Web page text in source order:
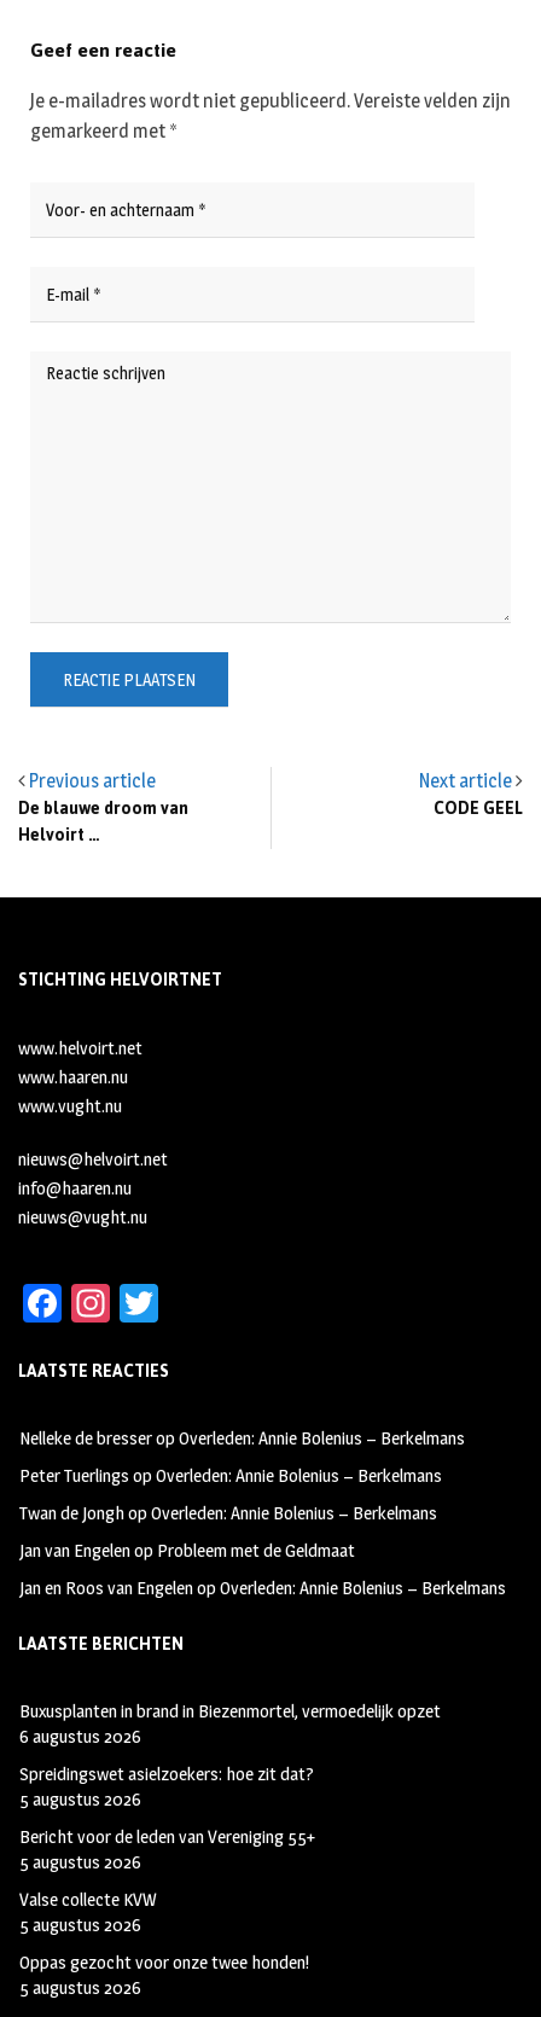
Previous article
De blauwe droom van
Helvoirt …
Next article
CODE GEEL
Geef een reactie
Je e-mailadres wordt niet gepubliceerd.Vereiste velden zijn
gemarkeerd met *
STICHTING HELVOIRTNET
www.helvoirt.net
www.haaren.nu
www.vught.nu
nieuws@helvoirt.net
info@haaren.nu
nieuws@vught.nu
Fa
b
oo
k
In
ag
m
tt
LAATSTE REACTIES
Nelleke de bresseropOverleden: Annie Bolenius – Berkelmans
Peter Tuerlings opOverleden: Annie Bolenius – Berkelmans
Twan de JonghopOverleden: Annie Bolenius – Berkelmans
Jan van Engelenop Probleem met de Geldmaat
Jan en Roos van EngelenopOverleden: Annie Bolenius – Berkelmans
LAATSTE BERICHTEN
Buxusplanten in brand in Biezenmortel, vermoedelijk opzet
6 augustus 2026
Spreidingswet asielzoekers: hoe zit dat?
5 augustus 2026
Bericht voor de leden van Vereniging 55+
5 augustus 2026
Valse collecte KVW
5 augustus 2026
Oppas gezocht voor onze twee honden!
5 augustus 2026